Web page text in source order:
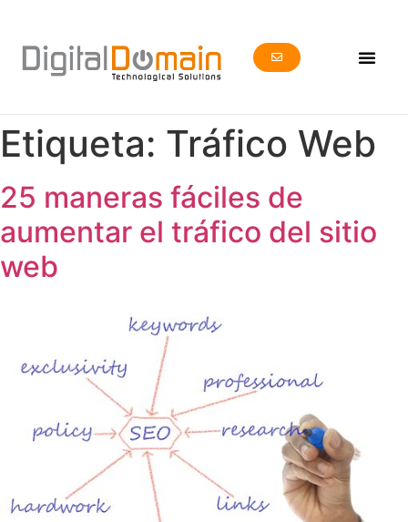
Etiqueta: Tráfico Web
25 maneras fáciles de
aumentar el tráfico del sitio
web